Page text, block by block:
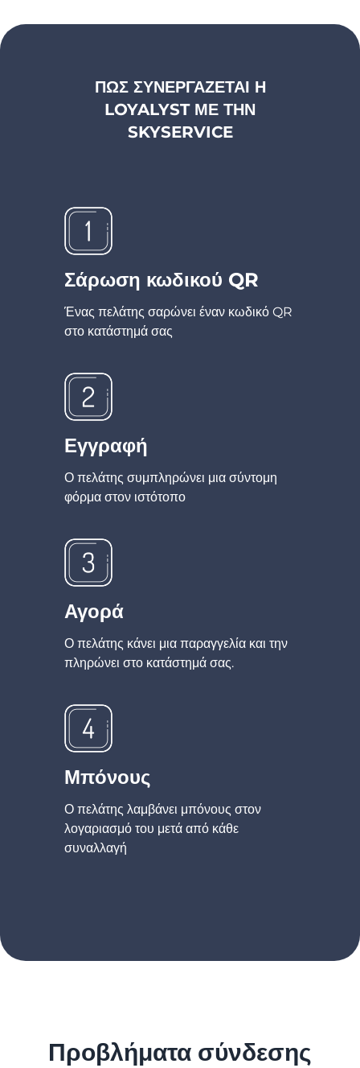
ΠΏΣ ΣΥΝΕΡΓΆΖΕΤΑΙ Η
LOYALYST ΜΕ ΤΗΝ
SKYSERVICE
Σάρωση κωδικού QR
Ένας πελάτης σαρώνει έναν κωδικό QR
στο κατάστημά σας
Εγγραφή
Ο πελάτης συμπληρώνει μια σύντομη
φόρμα στον ιστότοπο
Αγορά
Ο πελάτης κάνει μια παραγγελία και την
πληρώνει στο κατάστημά σας.
Μπόνους
Ο πελάτης λαμβάνει μπόνους στον
λογαριασμό του μετά από κάθε
συναλλαγή
Προβλήματα σύνδεσης